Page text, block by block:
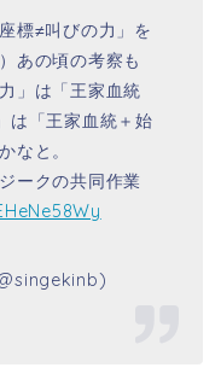
標≠叫びの力」を
あの頃の考察も
」は「王家血統
は「王家血統＋始
なと。
ークの共同作業